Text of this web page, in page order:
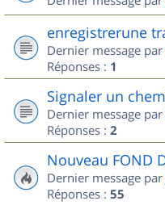
enregistrerune
Dernier message par
Réponses : 1
Signaler un
Dernier message par
Réponses : 2
Nouveau FOND
Dernier message par
Réponses : 55